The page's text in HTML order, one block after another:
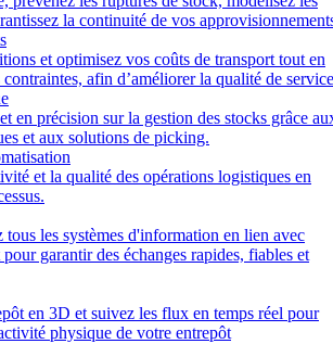
la continuité de vos
et optimisez vos coûts de transport tout en
afin d’améliorer la qualité de
en précision sur la gestion des stocks grâce
et aux solutions de picking.
et la qualité des opérations logistiques en
tous les systèmes d'information en lien avec
garantir des échanges rapides, fiables et
en 3D et suivez les flux en temps réel pour
physique de votre entrepôt